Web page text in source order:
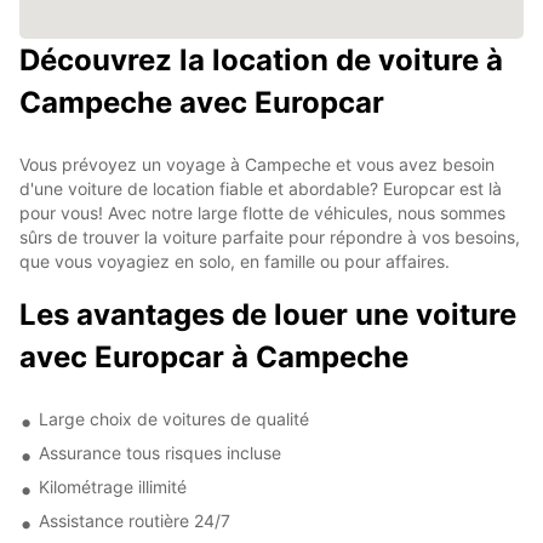
Découvrez la location de voiture à
Campeche avec Europcar
Vous prévoyez un voyage à Campeche et vous avez besoin
d'une voiture de location fiable et abordable? Europcar est là
pour vous! Avec notre large flotte de véhicules, nous sommes
sûrs de trouver la voiture parfaite pour répondre à vos besoins,
que vous voyagiez en solo, en famille ou pour affaires.
Les avantages de louer une voiture
avec Europcar à Campeche
Large choix de voitures de qualité
Assurance tous risques incluse
Kilométrage illimité
Assistance routière 24/7